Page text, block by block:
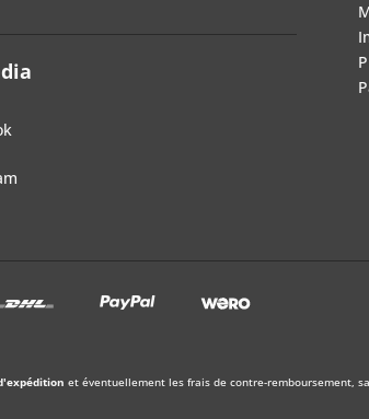
et éventuellement les frais de contre-remboursement,